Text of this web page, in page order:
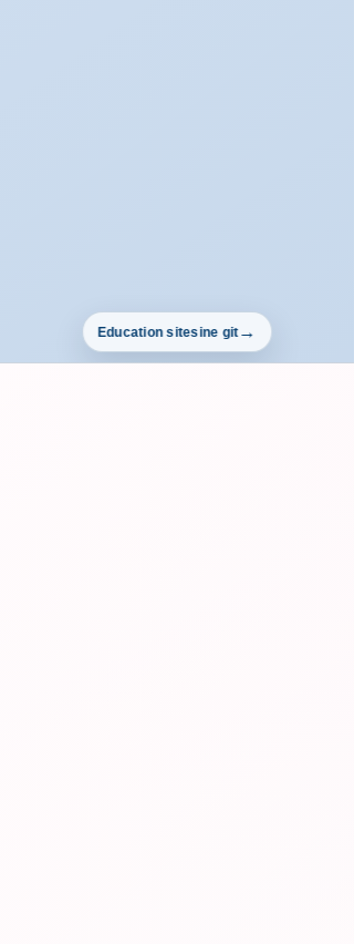
Education sitesine git